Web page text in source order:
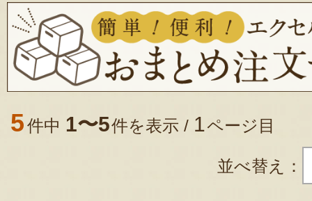
5件中 1〜5件を表示 / 1ページ目
並べ替え：